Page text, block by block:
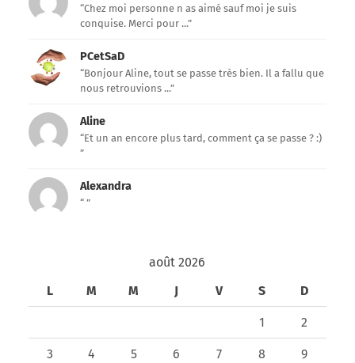
“Chez moi personne n as aimé sauf moi je suis
conquise. Merci pour ...”
PCetSaD
“Bonjour Aline, tout se passe très bien. Il a fallu que
nous retrouvions ...”
Aline
“Et un an encore plus tard, comment ça se passe ? :)
”
Alexandra
“ ”
août 2026
L
M M J V S D
1 2
3 4 5 6 7 8 9